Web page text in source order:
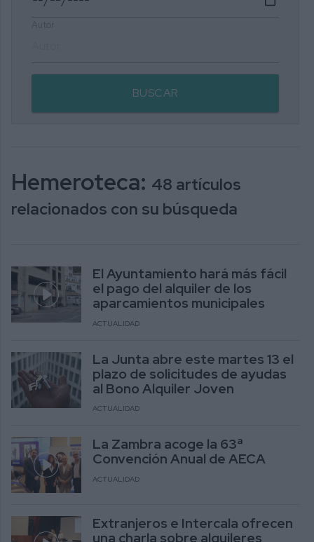
BUSCAR
Hemeroteca: 48 artículos
relacionados con su búsqueda
El Ayuntamiento hará más fácil
el pago del alquiler de los
aparcamientos municipales
ACTUALIDAD
La Junta abre este martes 13 el
plazo de solicitudes de ayudas
al Bono Alquiler Joven
ACTUALIDAD
La Zambra acoge la 63ª
Convención Anual de AECA
ACTUALIDAD
Extranjeros e Intercala ofrecen
una charla sobre alquileres